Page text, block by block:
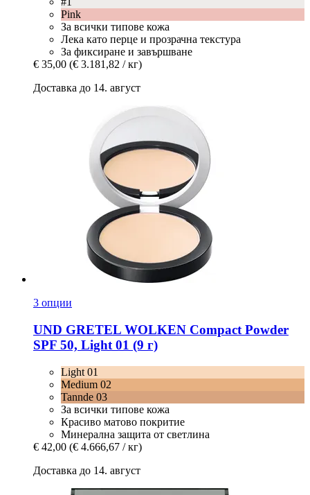
Pink
За всички типове кожа
Лека като перце и прозрачна текстура
За фиксиране и завършване
€ 35,00 (€ 3.181,82 / кг)
Доставка до 14. август
3 опции
UND GRETEL WOLKEN Compact Powder
SPF 50, Light 01 (9 г)
Light 01
Medium 02
Tannde 03
За всички типове кожа
Красиво матово покритие
Минерална защита от светлина
€ 42,00 (€ 4.666,67 / кг)
Доставка до 14. август